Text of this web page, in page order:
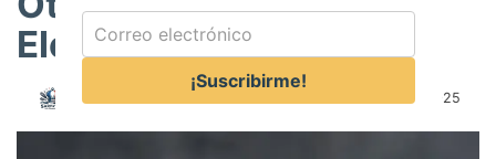
Elegancia y Sabor
Author: October 2, 2025
¡Suscribirme!